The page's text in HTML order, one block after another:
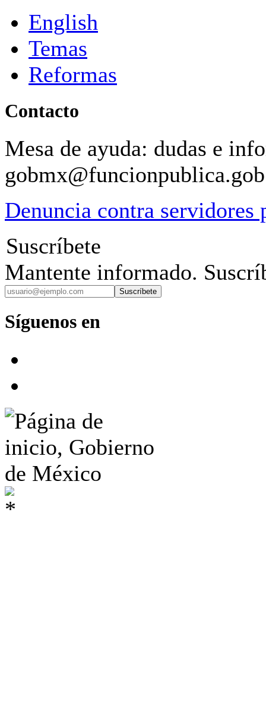
English
Temas
Reformas
Contacto
Mesa de ayuda: dudas e
Denuncia contra servidores
Suscríbete
Mantente informado.
Suscríbete
Síguenos en